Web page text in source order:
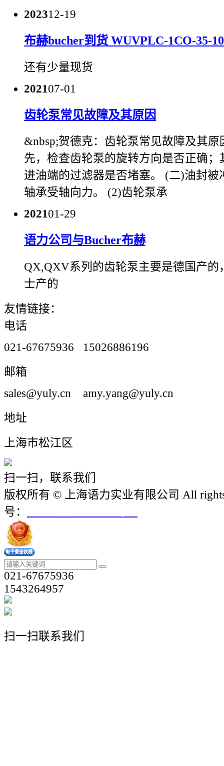
202312-19
布赫bucher到货 WUVPLC-1CO-35-
还有少量现货
202107-01
齿轮泵常见故障及其原因
&nbsp;贺德克：齿轮泵常见故障及其
先，检查齿轮泵的旋转方向是否正确；
进油端的过滤器是否堵塞。 (二)油封被
轴承受轴向力。 (2)齿轮泵承
202101-29
语力公司与Bucher布赫
QX,QXV系列的齿轮泵主要是德国产的
士产的
友情链接：
电话
021-67675936 15026886196
邮箱
sales@yuly.cn amy.yang@yuly.cn
地址
上海市松江区
扫一扫，联系我们
版权所有 © 上海语力实业有限公司 All
号：
021-67675936
1543264957
扫一扫联系我们